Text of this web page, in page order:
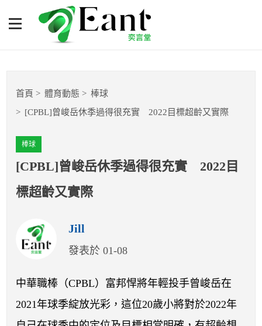
[CPBL]曾峻岳休季過得很充
實 2022目標超齡又實際
籃球
球隊數據
運彩報報
明星分析師
首頁 體育動態 棒球
[CPBL]曾峻岳休季過得很充實 2022目標超齡又實際
棒球
[CPBL]曾峻岳休季過得很充實 2022目
標超齡又實際
Jill
發表於 01-08
中華職棒（CPBL）富邦悍將年輕投手曾峻岳在
2021年球季綻放光彩，這位20歲小將對於2022年